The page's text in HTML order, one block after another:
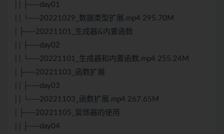
| | ├──day01
| | └──20221029_数据类型扩展.mp4 295.70M
| ├──20221101_生成器&内置函数
| | ├──day02
| | └──20221101_生成器和内置函数.mp4 255.24M
| ├──20221103_函数扩展
| | ├──day03
| | └──20221103_函数扩展.mp4 267.65M
| ├──20221105_装饰器的使用
| | ├──day04